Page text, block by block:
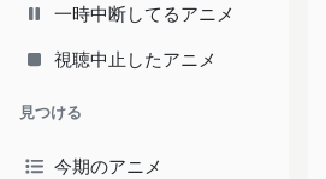
一時中断してるアニメ
視聴中止したアニメ
見つける
今期のアニメ